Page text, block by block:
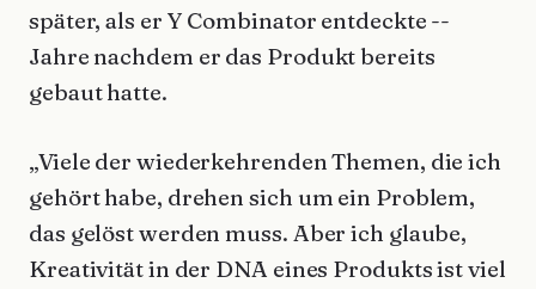
später, als er Y Combinator entdeckte --
Jahre nachdem er das Produkt bereits
gebaut hatte.
„Viele der wiederkehrenden Themen, die ich
gehört habe, drehen sich um ein Problem,
das gelöst werden muss. Aber ich glaube,
Kreativität in der DNA eines Produkts ist viel